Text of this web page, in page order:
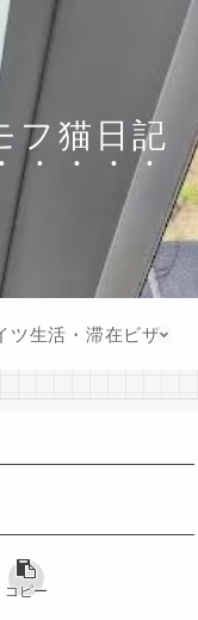
フ猫日記
ツ生活・滞在ビザ
コピー